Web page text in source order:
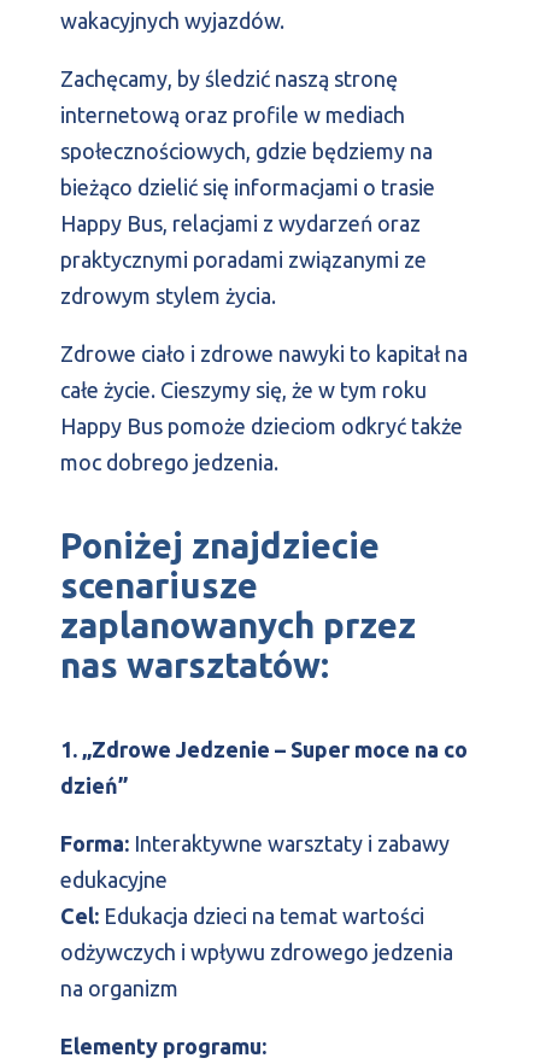
wakacyjnych wyjazdów.
Zachęcamy, by śledzić naszą stronę
internetową oraz profile w mediach
społecznościowych, gdzie będziemy na
bieżąco dzielić się informacjami o trasie
Happy Bus, relacjami z wydarzeń oraz
praktycznymi poradami związanymi ze
zdrowym stylem życia.
Zdrowe ciało i zdrowe nawyki to kapitał na
całe życie. Cieszymy się, że w tym roku
Happy Bus pomoże dzieciom odkryć także
moc dobrego jedzenia.
Poniżej znajdziecie
scenariusze
zaplanowanych przez
nas warsztatów:
1. „Zdrowe Jedzenie – Super moce na co
dzień”
Forma: Interaktywne warsztaty i zabawy
edukacyjne
Cel: Edukacja dzieci na temat wartości
odżywczych i wpływu zdrowego jedzenia
na organizm
Elementy programu: